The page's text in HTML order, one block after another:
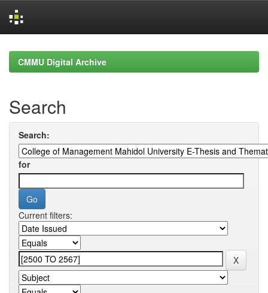
navigationCMMU Digital Archive
Search
Search:
for
Current filters: